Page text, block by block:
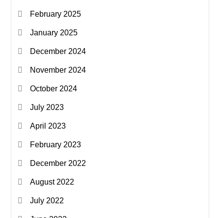
February 2025
January 2025
December 2024
November 2024
October 2024
July 2023
April 2023
February 2023
December 2022
August 2022
July 2022